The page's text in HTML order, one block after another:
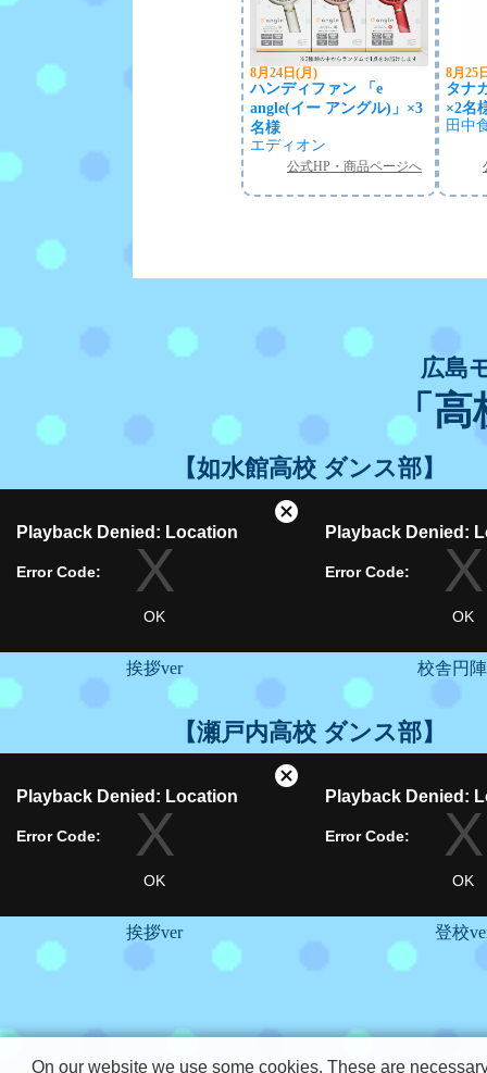
8月24日(月)
ハンディファン 「e
angle(イー アングル)」×3
名様
エディオン
公式HP・商品ページへ
8月25
タナ
×2名
田中
広島
「高
【如水館高校 ダンス部】
挨拶ver 校舎円
【瀬戸内高校 ダンス部】
挨拶ver 登校
On our website we use some cookies. These are